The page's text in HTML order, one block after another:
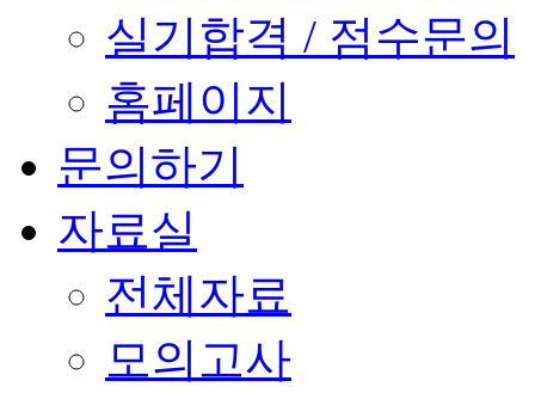
실기합격 / 점수문의
홈페이지
문의하기
자료실
전체자료
모의고사